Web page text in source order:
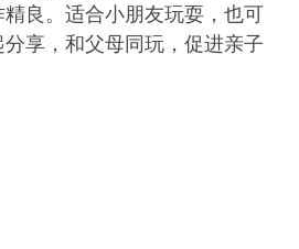
良。适合小朋友玩耍，也可
享，和父母同玩，促进亲子